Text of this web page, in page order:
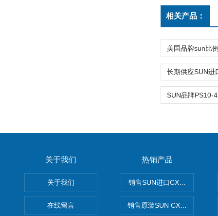
相关产品：
关于我们
关于我们
在线留言
热销产品
销售SUN进口CXGDXCN插
销售原装SUN CXJAXCN全